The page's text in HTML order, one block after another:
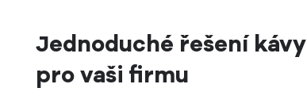
Jednoduché řešení kávy
pro vaši firmu